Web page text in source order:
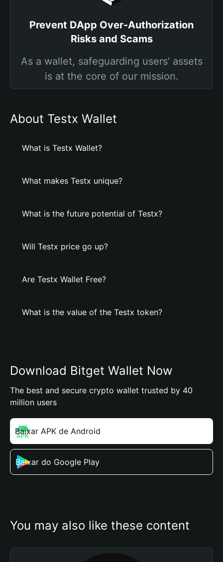
Prevent DApp Over-Authorization
Risks and Scams
As a wallet, safeguarding users' assets
is at the core of our mission.
About Testx Wallet
What is Testx Wallet?
What makes Testx unique?
What is the future potential of Testx?
Will Testx price go up?
Are Testx Wallet Free?
What is the value of the Testx token?
Download Bitget Wallet Now
The best and secure crypto wallet trusted by 40
million users
Baixar APK de Android
Baixar do Google Play
You may also like these content